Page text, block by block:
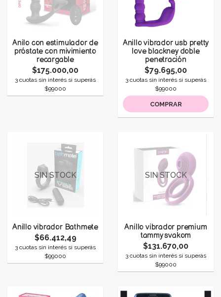
Anilo con estimulador de
próstate con mivimiento
recargable
$175.000,00
3 cuotas sin interés si superás
$99000
Anillo vibrador usb pretty
love blackney doble
penetración
$79.695,00
3 cuotas sin interés si superás
$99000
COMPRAR
SIN STOCK
Anillo vibrador Bathmete
$66.412,49
3 cuotas sin interés si superás
$99000
SIN STOCK
Anillo vibrador premium
tammy svakom
$131.670,00
3 cuotas sin interés si superás
$99000